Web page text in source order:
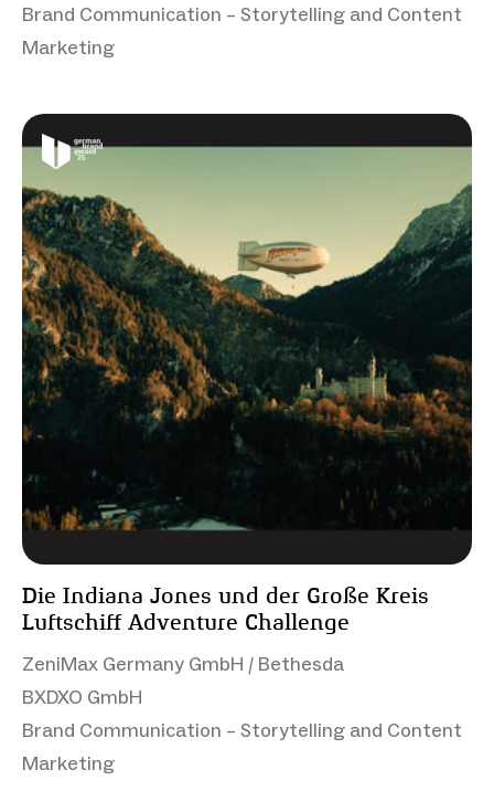
Brand Communication – Storytelling and Content
Marketing
Die Indiana Jones und der Große Kreis
Luftschiff Adventure Challenge
ZeniMax Germany GmbH / Bethesda
BXDXO GmbH
Brand Communication – Storytelling and Content
Marketing